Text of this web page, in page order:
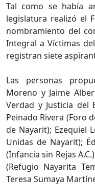
Tal como se había
legislatura realizó el
nombramiento del
Integral a Víctimas
registran siete
Las personas
Moreno y Jaime
Verdad y Justicia del
Peinado Rivera (Foro
de Nayarit); Ezequiel
Unidas de Nayarit);
(Infancia sin Rejas
(Refugio Nayarita
Teresa Sumaya